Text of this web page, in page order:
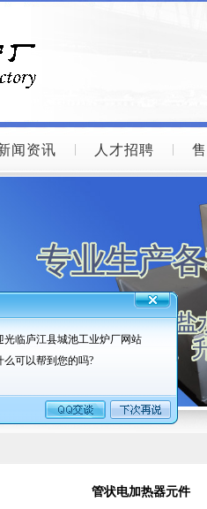
闻资讯 人才招聘
管状电加热器元件
光临庐江县城池工业炉厂网站
么可以帮到您的吗?